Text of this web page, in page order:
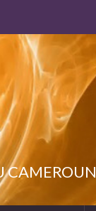
CAMEROUN